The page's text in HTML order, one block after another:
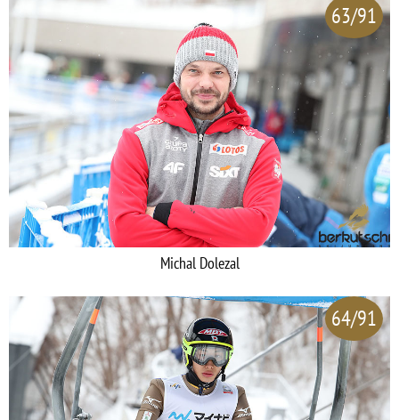
63/91
Michal Dolezal
64/91